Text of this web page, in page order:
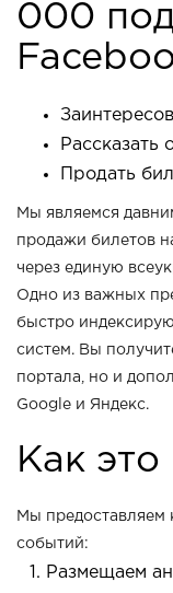
000
Рассказать
Продать
Мы являемся
продажи билетов
через единую
Одно из важных
быстро
систем. Вы
портала, но и
Google и Яндекс.
Как это
Мы предоставляем
событий:
Размещаем